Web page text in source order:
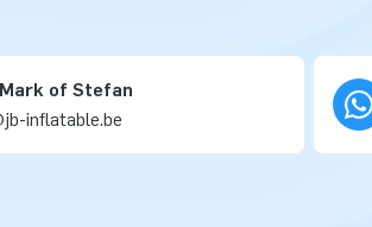
of Stefan
inflatable.be